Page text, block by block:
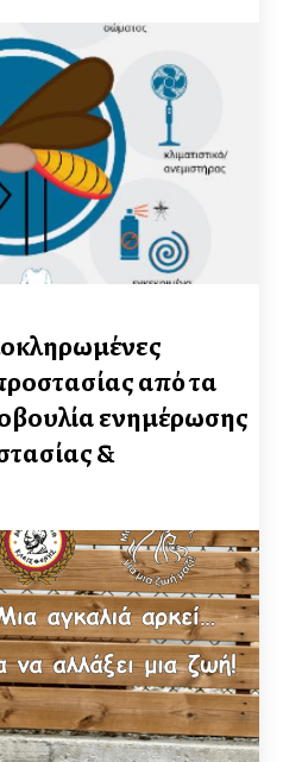
από τα
ενημέρωσης
&